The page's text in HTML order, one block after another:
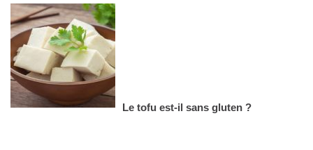
Le tofu est-il sans gluten ?